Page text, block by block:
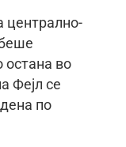
централно-
остана во
Фејл се
по